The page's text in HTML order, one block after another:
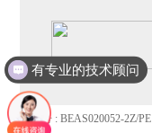
型号 : BEAS020052-2Z/PE
有专业的技术顾问